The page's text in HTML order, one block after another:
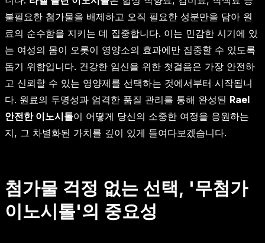
불필요한 첨가물을 배제하고 오직 필요한 성분만을 담아 원
료의 순수함을 지키는 데 집중합니다. 이는 민감한 시기에 있
는 여성의 몸이 오롯이 영양소의 효과에만 집중할 수 있도록
돕기 위함입니다. 건강한 임신을 위한 첫걸음은 가장 안전하
고 신뢰할 수 있는 영양제를 선택하는 것에서부터 시작됩니
다. 원료의 투명성과 엄격한 품질 관리를 통해 완성된 Rael
안전한 이노시톨이 어떻게 당신의 소중한 여정을 응원하는
지, 그 차별화된 가치를 깊이 있게 들여다보겠습니다.
첨가물 걱정 없는 선택, '무첨가
이노시톨'의 중요성